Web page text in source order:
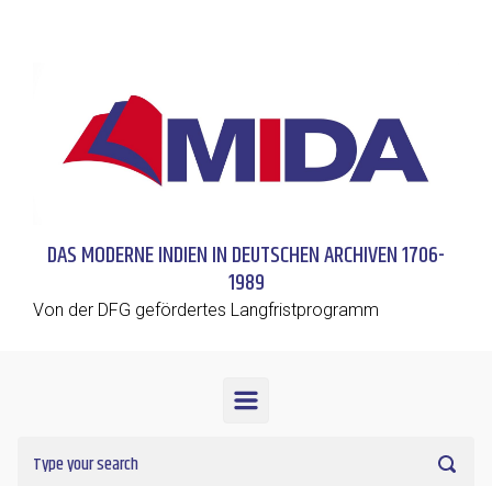
DAS MODERNE INDIEN IN DEUTSCHEN ARCHIVEN 1706-
1989
Von der DFG gefördertes Langfristprogramm